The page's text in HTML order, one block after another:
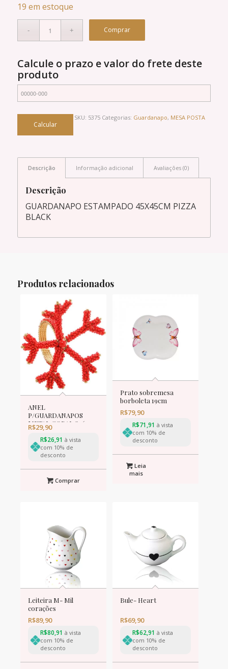
19 em estoque
Comprar
Calcule o prazo e valor do frete deste
produto
SKU: 5375 Categorias: Guardanapo, MESA POSTA
Descrição Informação adicional Avaliações (0)
Descrição
GUARDANAPO ESTAMPADO 45X45CM PIZZA
BLACK
Produtos relacionados
ANEL
P/GUARDANAPOS
METAL CORAL 8x6cm
R$29,90
R$26,91 à vista
com 10% de
desconto
Comprar
Prato sobremesa
borboleta 19cm
R$79,90
R$71,91 à vista
com 10% de
desconto
Leia
mais
Leiteira M- Mil
corações
R$89,90
R$80,91 à vista
com 10% de
desconto
Bule- Heart
R$69,90
R$62,91 à vista
com 10% de
desconto